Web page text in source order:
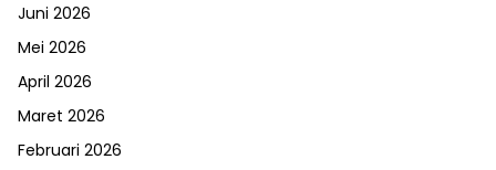
Juni 2026
Mei 2026
April 2026
Maret 2026
Februari 2026